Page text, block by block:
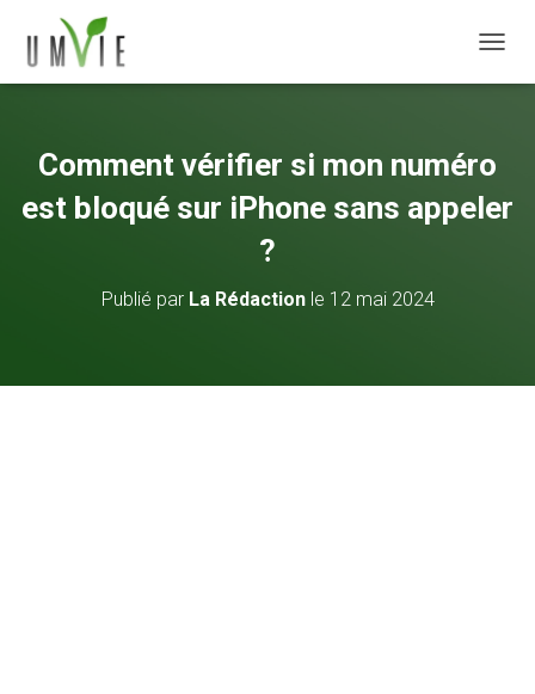
Comment vérifier si mon numéro
est bloqué sur iPhone sans appeler
?
Publié par La Rédactionle 12 mai 2024